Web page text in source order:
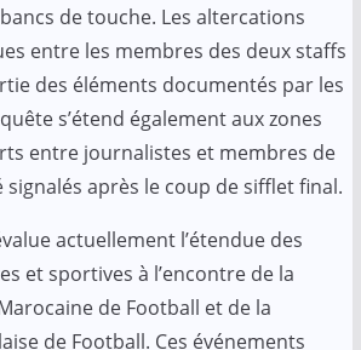
de touche. Les altercations
entre les membres des deux staffs
des éléments documentés par les
s’étend également aux zones
entre journalistes et membres de
après le coup de sifflet final.
actuellement l’étendue des
et sportives à l’encontre de la
de Football et de la
de Football. Ces événements